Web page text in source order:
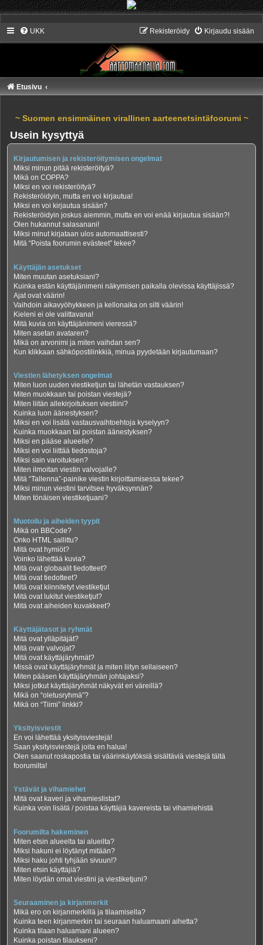
UKK Kirjaudu sisään
Rekisteröidy
Etusivu
~ Suomen ensimmäinen virallinen aarteenetsintäfoorumi ~
Usein kysyttyä
Kirjautumisen ja rekisteröitymisen ongelmat
Miksi minun pitää rekisteröityä?
Mikä on COPPA?
Miksi en voi rekisteröityä?
Rekisteröidyin, mutta en voi kirjautua!
Miksi en voi kirjautua sisään?
Rekisteröidyin joskus aiemmin, mutta en voi enää kirjautua sisään?!
Olen hukannut salasanani!
Miksi minut kirjataan ulos automaattisesti?
Mitä “Poista foorumin evästeet” tekee?
Käyttäjän asetukset
Miten muutan asetuksiani?
Kuinka estän käyttäjänimeni näkymisen paikalla olevissa käyttäjissä?
Ajat ovat väärin!
Vaihdoin aikavyöhykkeen ja kellonaika on silti väärin!
Kieleni ei ole valittavana!
Mitä kuvia on käyttäjänimeni vieressä?
Miten asetan avataren?
Mikä on arvonimi ja miten vaihdan sen?
Kun klikkaan sähköpostilinkkiä, minua pyydetään kirjautumaan?
Viestien lähetyksen ongelmat
Miten luon uuden viestiketjun tai lähetän vastauksen?
Miten muokkaan tai poistan viestejä?
Miten liitän allekirjoituksen viestiini?
Kuinka luon äänestyksen?
Miksi en voi lisätä vastausvaihtoehtoja kyselyyn?
Kuinka muokkaan tai poistan äänestyksen?
Miksi en pääse alueelle?
Miksi en voi liittää tiedostoja?
Miksi sain varoituksen?
Miten ilmoitan viestin valvojalle?
Mitä “Tallenna”-painike viestin kirjoittamisessa tekee?
Miksi minun viestini tarvitsee hyväksynnän?
Miten tönäisen viestiketjuani?
Muotoilu ja aiheiden tyypit
Mikä on BBCode?
Onko HTML sallittu?
Mitä ovat hymiöt?
Voinko lähettää kuvia?
Mitä ovat globaalit tiedotteet?
Mitä ovat tiedotteet?
Mitä ovat kiinnitetyt viestiketjut
Mitä ovat lukitut viestiketjut?
Mitä ovat aiheiden kuvakkeet?
Käyttäjätasot ja ryhmät
Mitä ovat ylläpitäjät?
Mitä ovatr valvojat?
Mitä ovat käyttäjäryhmät?
Missä ovat käyttäjäryhmät ja miten liityn sellaiseen?
Miten pääsen käyttäjäryhmän johtajaksi?
Miksi jotkut käyttäjäryhmät näkyvät eri väreillä?
Mikä on “oletusryhmä”?
Mikä on “Tiimi” linkki?
Yksityisviestit
En voi lähettää yksityisviestejä!
Saan yksityisviestejä joita en halua!
Olen saanut roskapostia tai väärinkäytöksiä sisältäviä viestejä tältä
foorumilta!
Ystävät ja vihamiehet
Mitä ovat kaveri ja vihamieslistat?
Kuinka voin lisätä / poistaa käyttäjiä kavereista tai vihamiehistä
Foorumilta hakeminen
Miten etsin alueelta tai alueilta?
Miksi hakuni ei löytänyt mitään?
Miksi haku johti tyhjään sivuun!?
Miten etsin käyttäjiä?
Miten löydän omat viestini ja viestiketjuni?
Seuraaminen ja kirjanmerkit
Mikä ero on kirjanmerkillä ja tilaamisella?
Kuinka teen kirjanmerkin tai seuraan haluamaani aihetta?
Kuinka tilaan haluamani alueen?
Kuinka poistan tilaukseni?